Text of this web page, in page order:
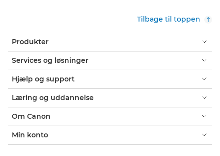
Tilbage til toppen
Produkter
Services og løsninger
Hjælp og support
Læring og uddannelse
Om Canon
Min konto